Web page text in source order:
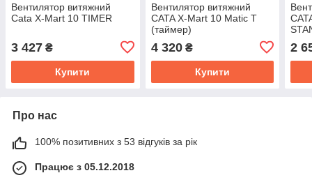
Вентилятор витяжний
Cata X-Mart 10 TIMER
3 427 ₴
Купити
Вентилятор витяжний
CATA X-Mart 10 Matic T
(таймер)
4 320₴
Купити
2
Про нас
100% позитивних з 53 відгуків за рік
Працює з 05.12.2018